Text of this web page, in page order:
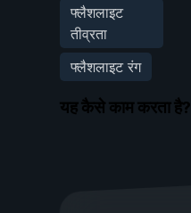
फ्लैशलाइट
तीव्रता
फ्लैशलाइट रंग
यह कैसे काम करता है?